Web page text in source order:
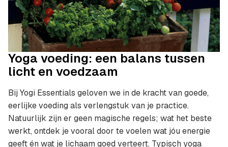
Yoga voeding: een balans tussen
licht en voedzaam
Bij Yogi Essentials geloven we in de kracht van goede,
eerlijke voeding als verlengstuk van je practice.
Natuurlijk zijn er geen magische regels; wat het beste
werkt, ontdek je vooral door te voelen wat jóu energie
geeft én wat je lichaam goed verteert. Typisch yoga